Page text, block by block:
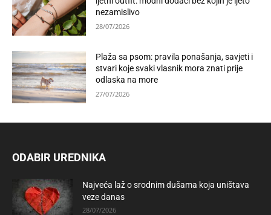
nezamislivo
28/07/2026
Plaža sa psom: pravila ponašanja, savjeti i
stvari koje svaki vlasnik mora znati prije
odlaska na more
27/07/2026
ODABIR UREDNIKA
Najveća laž o srodnim dušama koja uništava
veze danas
28/07/2026